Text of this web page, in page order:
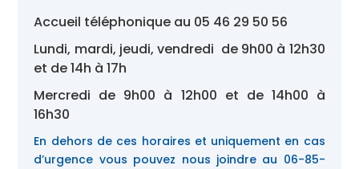
Accueil téléphonique au 05 46 29 50 56
Lundi, mardi, jeudi, vendredi de 9h00 à 12h30
et de 14h à 17h
Mercredi de 9h00 à 12h00 et de 14h00 à
16h30
En dehors de ces horaires et uniquement en cas
d’urgence vous pouvez nous joindre au 06-85-